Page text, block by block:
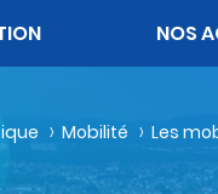
NOS
Mobilité Les